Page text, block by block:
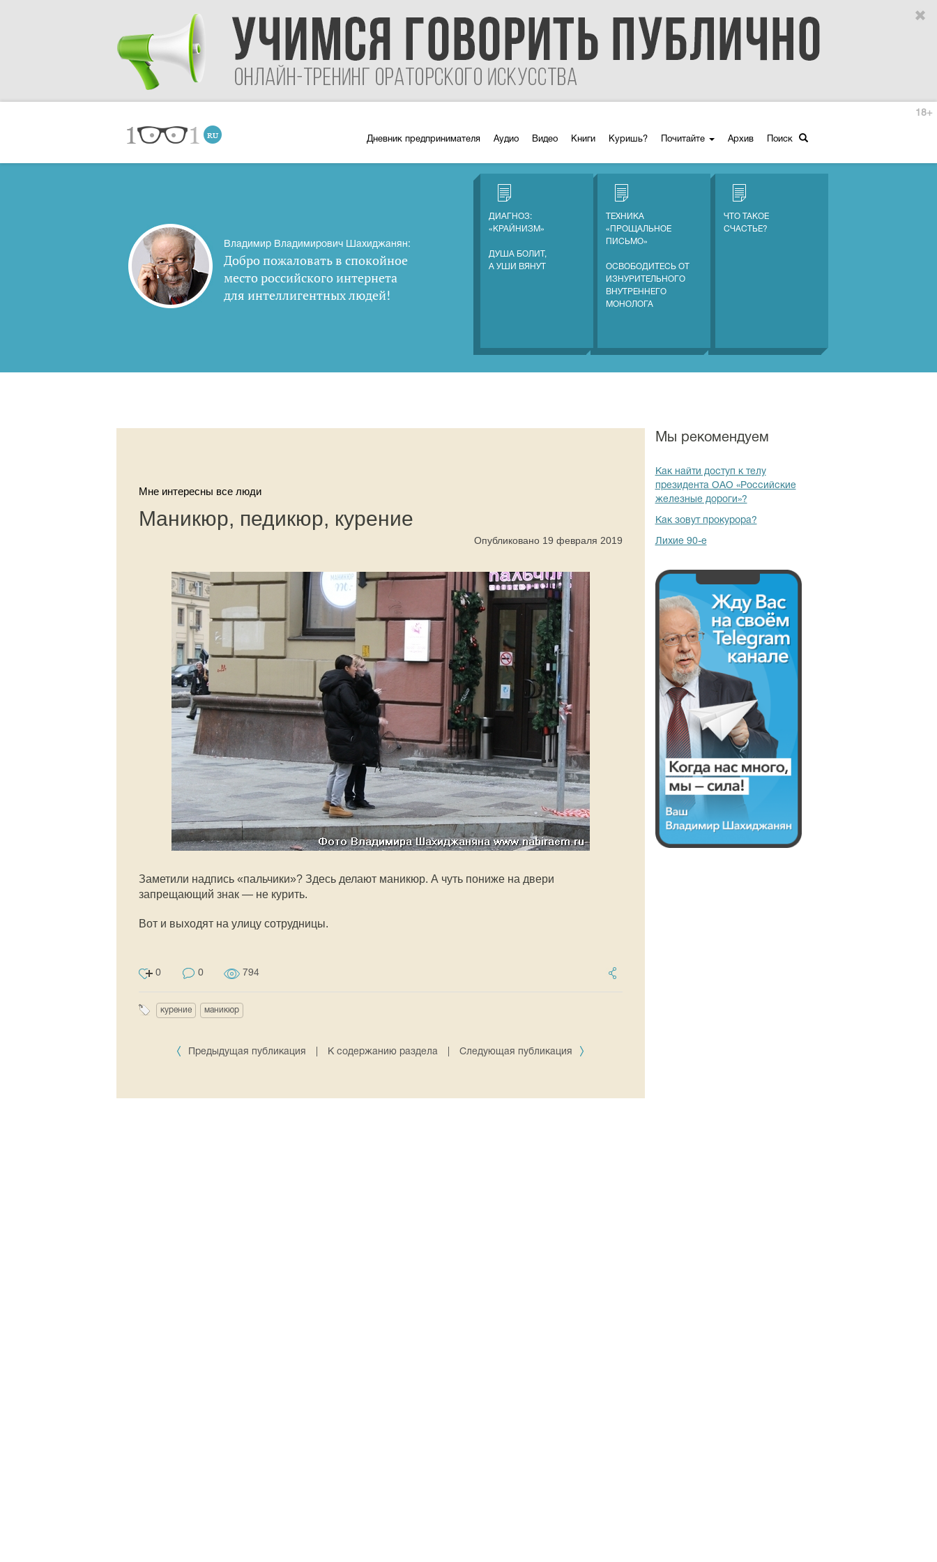
Дневник предпринимателя Аудио Видео Книги Куришь? Почитайте Архив Поиск
18+
Владимир Владимирович Шахиджанян:
Добро пожаловать в спокойное
место российского интернета
для интеллигентных людей!
ДИАГНОЗ:
«КРАЙНИЗМ»
ДУША БОЛИТ,
А УШИ ВЯНУТ
ТЕХНИКА
«ПРОЩАЛЬНОЕ
ПИСЬМО»
ОСВОБОДИТЕСЬ ОТ
ИЗНУРИТЕЛЬНОГО
ВНУТРЕННЕГО
МОНОЛОГА
ЧТО ТАКОЕ
СЧАСТЬЕ?
Мне интересны все люди
Маникюр, педикюр, курение
Опубликовано 19 февраля 2019
Заметили надпись «пальчики»? Здесь делают маникюр. А чуть пониже на двери
запрещающий знак — не курить.
Вот и выходят на улицу сотрудницы.
0 0 794
курение маникюр
Предыдущая публикация К содержанию раздела Следующая публикация
Мы рекомендуем
Как найти доступ к телу
президента ОАО «Российские
железные дороги»?
Как зовут прокурора?
Лихие 90-е